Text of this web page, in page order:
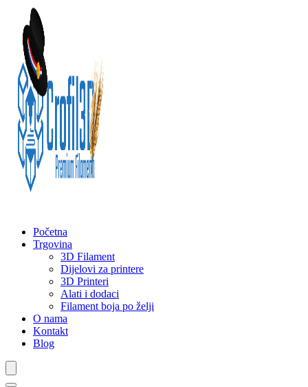
Početna
Trgovina
3D Filament
Dijelovi za printere
3D Printeri
Alati i dodaci
Filament boja po želji
O nama
Kontakt
Blog